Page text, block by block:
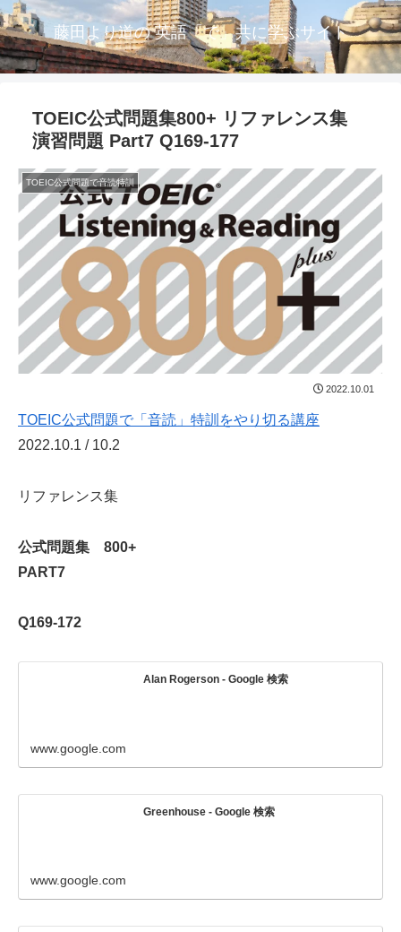
藤田より道の 英語「で」共に学ぶサイト
TOEIC公式問題集800+ リファレンス集
演習問題 Part7 Q169-177
TOEIC公式問題で音読特訓
2022.10.01
TOEIC公式問題で「音読」特訓をやり切る講座
2022.10.1 / 10.2
リファレンス集
公式問題集 800+
PART7
Q169-172
Alan Rogerson - Google 検索
www.google.com
Greenhouse - Google 検索
www.google.com